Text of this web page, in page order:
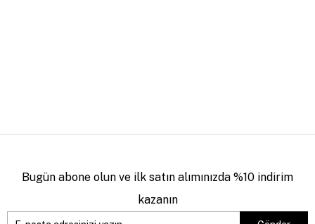
Bugün abone olun ve ilk satın alımınızda %10 indirim
kazanın